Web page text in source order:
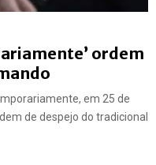
ordem
em 25 de
de despejo do tradicional